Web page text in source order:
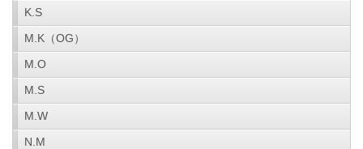
K.S
M.K（OG）
M.O
M.S
M.W
N.M